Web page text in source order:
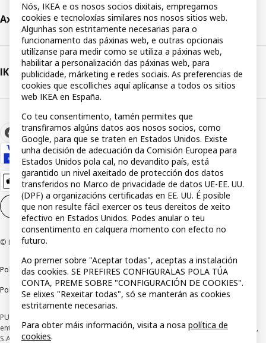
Axuda
IKEA
Configuración de cookies GL
© Inter IKEA Systems B.V 1999-2026
Política de privacidadePolítica de rastrosTermos e condicións
Política de divulgación responsable
PUBLICIDADE *Financiamento a través da tarxeta IKEA VISA, emitida pola
entidade de pagamento híbrida CaixaBank Payments & Consumer E.F.C., E.P.,
S.A.U, e suxeito á súa autorización. A entidade escolleu como sistema de
Nós, IKEA e os nosos socios dixitais, empregamos
cookies e tecnoloxías similares nos nosos sitios web.
Algunhas son estritamente necesarias para o
funcionamento das páxinas web, e outras opcionais
utilízanse para medir como se utiliza a páxinas web,
habilitar a personalización das páxinas web, para
publicidade, márketing e redes sociais. As preferencias de
cookies que escolliches aquí aplícanse a todos os sitios
web IKEA en España.
Co teu consentimento, tamén permites que
transfiramos algúns datos aos nosos socios, como
Google, para que se traten en Estados Unidos. Existe
unha decisión de adecuación da Comisión Europea para
Estados Unidos pola cal, no devandito país, está
garantido un nivel axeitado de protección dos datos
transferidos no Marco de privacidade de datos UE-EE. UU.
(DPF) a organizacións certificadas en EE. UU. É posible
que non resulte fácil exercer os teus dereitos de xeito
efectivo en Estados Unidos. Podes anular o teu
consentimento en calquera momento con efecto no
futuro.
Ao premer sobre "Aceptar todas", aceptas a instalación
das cookies. SE PREFIRES CONFIGURALAS POLA TÚA
CONTA, PREME SOBRE "CONFIGURACIÓN DE COOKIES".
Se elixes "Rexeitar todas", só se manterán as cookies
estritamente necesarias.
Para obter máis información, visita a nosa política de
cookies.